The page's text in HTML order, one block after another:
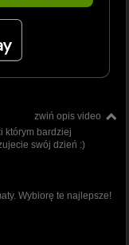
zwiń opis video
którym bardziej
swój dzień :)
Wybiorę te najlepsze!